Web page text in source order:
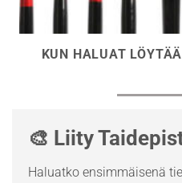
KUN HALUAT
🎨 Liity
Haluatko ensimmäisenä